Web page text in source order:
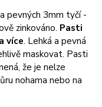
pevných 3mm tyčí -
zinkováno. Pasti
více. Lehká a pevná
maskovat. Pasti
že je nelze
nohama nebo na